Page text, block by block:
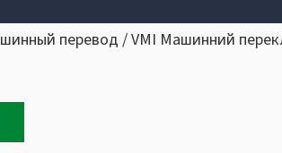
перевод / VMI Машинний